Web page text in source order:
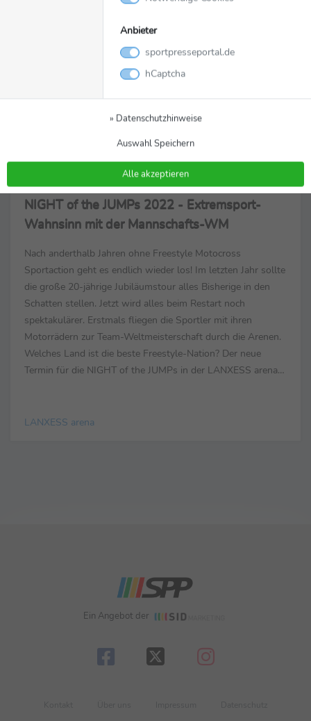
Veranstaltungen ausfallen oder später stattfinden. Auch wir
müssen unsere Premiere in der Kölner LANXESS arena
leider um ein Jahr verschieben. Statt wie geplant am
06.11.2021, wird die Night of Freestyle nun am 26....
NIGHT of the JUMPs 2022 - Extremsport-
Wahnsinn mit der Mannschafts-WM
Nach anderthalb Jahren ohne Freestyle Motocross
Sportaction geht es endlich wieder los! Im letzten Jahr sollte
die große 20-jährige Jubiläumstour alles Bisherige in den
Schatten stellen. Jetzt wird alles beim Restart noch
spektakulärer. Erstmals fliegen die Sportler mit ihren
Motorrädern zur Team-Weltmeisterschaft durch die Arenen.
Welches Land ist die beste Freestyle-Nation? Der neue
Termin für die NIGHT of the JUMPs in der LANXESS arena
LANXESS arena
Ein Angebot der
Anbieter
sportpresseportal.de
hCaptcha
» Datenschutzhinweise
Auswahl Speichern
Alle akzeptieren